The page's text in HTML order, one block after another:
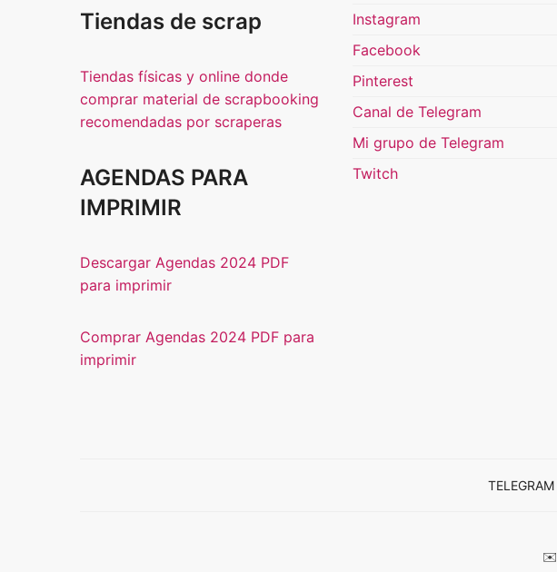
Tiendas de scrap
Tiendas físicas y online donde
comprar material de scrapbooking
recomendadas por scraperas
AGENDAS PARA
IMPRIMIR
Descargar Agendas 2024 PDF
para imprimir
Comprar Agendas 2024 PDF para
imprimir
Instagram
Facebook
Pinterest
Canal de Telegram
Mi grupo de Telegram
Twitch
TELEGRAM
✉️